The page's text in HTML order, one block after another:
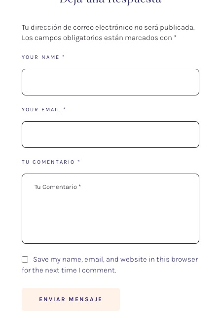
Tu dirección de correo electrónico no será publicada.
Los campos obligatorios están marcados con *
TU COMENTARIO *
YOUR NAME *
YOUR EMAIL *
Save my name, email, and website in this browser
for the next time I comment.
ENVIAR MENSAJE